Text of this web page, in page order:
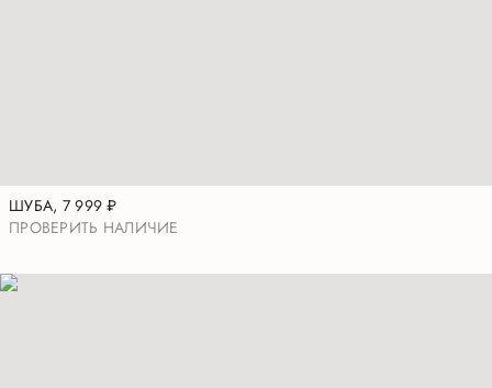
ШУБА, 7 999 ₽
ПРОВЕРИТЬ НАЛИЧИЕ